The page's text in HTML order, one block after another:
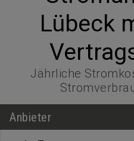
Lübeck
Jährliche
Anbieter